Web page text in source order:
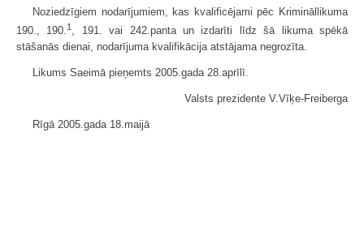
Noziedzīgiem nodarījumiem, kas kvalificējami pēc Krimināllikuma
190., 190.1 , 191. vai 242.panta un izdarīti līdz šā likuma spēkā
stāšanās dienai, nodarījuma kvalifikācija atstājama negrozīta.
Likums Saeimā pieņemts 2005.gada 28.aprīlī.
Valsts prezidente V.Vīķe-Freiberga
Rīgā 2005.gada 18.maijā